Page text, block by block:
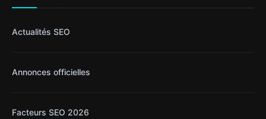
Actualités SEO
Annonces officielles
Facteurs SEO 2026